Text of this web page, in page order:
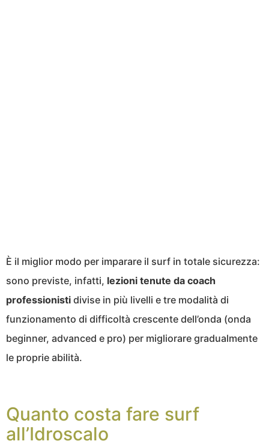
È il miglior modo per imparare il surf in totale sicurezza:
sono previste, infatti, lezioni tenute da coach
professionisti divise in più livelli e tre modalità di
funzionamento di difficoltà crescente dell’onda (onda
beginner, advanced e pro) per migliorare gradualmente
le proprie abilità.
Quanto costa fare surf
all’Idroscalo